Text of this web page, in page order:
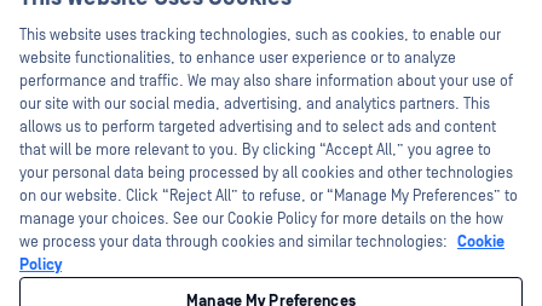
Ausbildung
Programm zur Behebung von
Sicherheitslücken
Partner
Zertifizierung
Technologie-Partner
Partner Programm
Weiße Papiere
Kostenlose Tools
©2026 OPSWAT . Alle Rechte vorbehalten. OPSWAT, MetaDefender, Metascan,
MetaAccess, das OPSWAT , Trust no File. Trust No Device., OPSWAT , Protecting the
World's Critical Infrastructure, Deep CDR™ Technology, InQuest, das InQuest-Logo,
This website uses tracking technologies, such as cookies, to enable our
website functionalities, to enhance user experience or to analyze
performance and traffic. We may also share information about your use of
our site with our social media, advertising, and analytics partners. This
allows us to perform targeted advertising and to select ads and content
that will be more relevant to you. By clicking “Accept All,” you agree to
your personal data being processed by all cookies and other technologies
on our website. Click “Reject All” to refuse, or “Manage My Preferences” to
manage your choices. See our Cookie Policy for more details on the how
we process your data through cookies and similar technologies: Cookie
Policy
Manage My Preferences
Hey there!
I'm Ozzy, your OPSWAT virtual assistant.
How can I help you secure what's critical
today?